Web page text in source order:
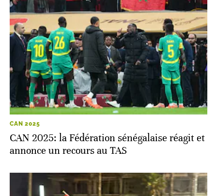
CAN 2025
CAN 2025: la Fédération sénégalaise réagit et
annonce un recours au TAS